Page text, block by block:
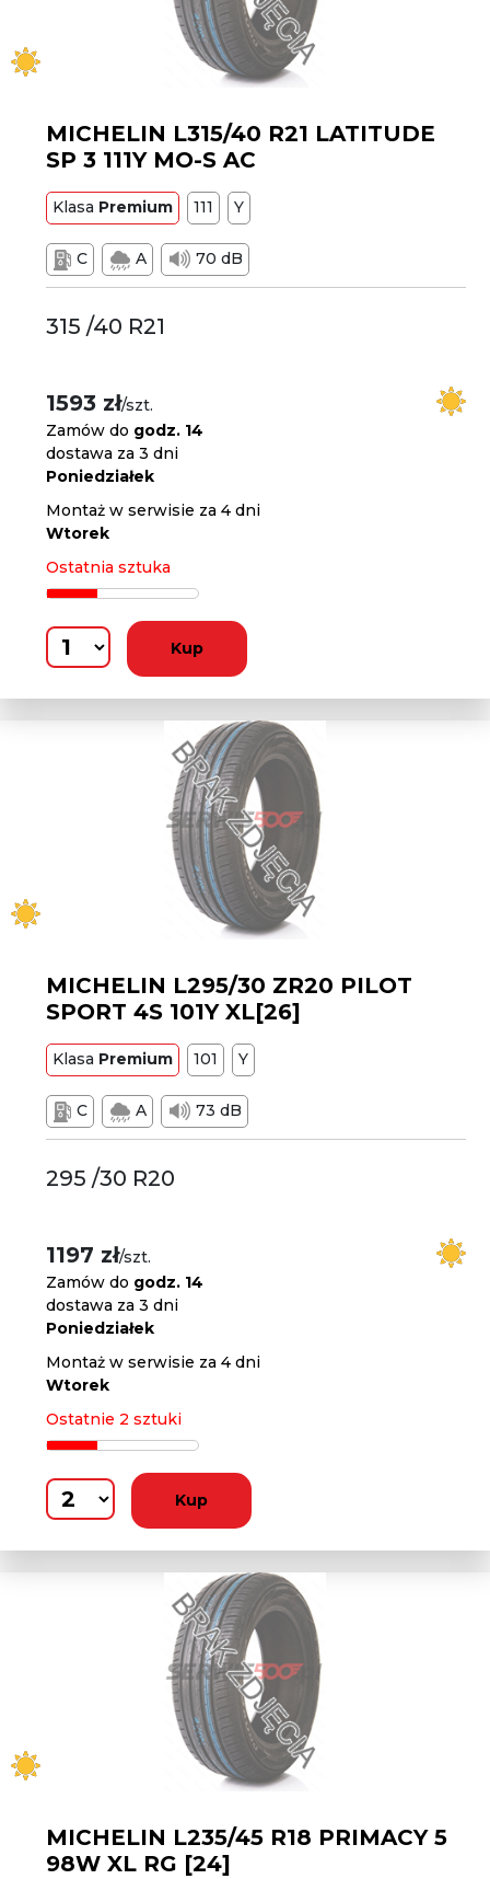
MICHELIN L315/40 R21 LATITUDE
SP 3 111Y MO-S AC
Klasa Premium 111 Y
C A 70 dB
315 /40 R21
1593 zł/szt.
Zamów do godz. 14
dostawa za 3 dni
Poniedziałek
Montaż w serwisie za 4 dni
Wtorek
Ostatnia sztuka
Kup
MICHELIN L295/30 ZR20 PILOT
SPORT 4S 101Y XL[26]
Klasa Premium 101 Y
C A 73 dB
295 /30 R20
1197 zł/szt.
Zamów do godz. 14
dostawa za 3 dni
Poniedziałek
Montaż w serwisie za 4 dni
Wtorek
Ostatnie 2 sztuki
Kup
MICHELIN L235/45 R18 PRIMACY 5
98W XL RG [24]